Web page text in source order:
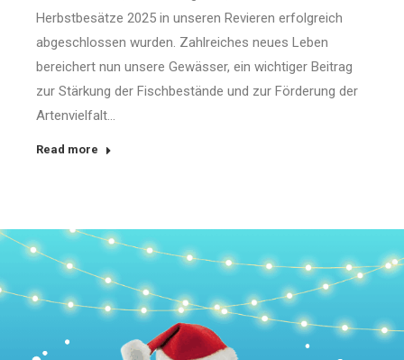
Herbstbesätze 2025 in unseren Revieren erfolgreich
abgeschlossen wurden. Zahlreiches neues Leben
bereichert nun unsere Gewässer, ein wichtiger Beitrag
zur Stärkung der Fischbestände und zur Förderung der
Artenvielfalt…
Read more